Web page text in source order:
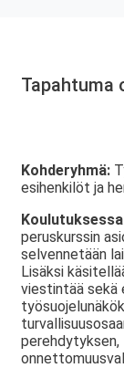
Tapahtuma
Kohderyhmä:
esihenkilöt ja
peruskurssin
selvennetään
Lisäksi
viestintää sekä